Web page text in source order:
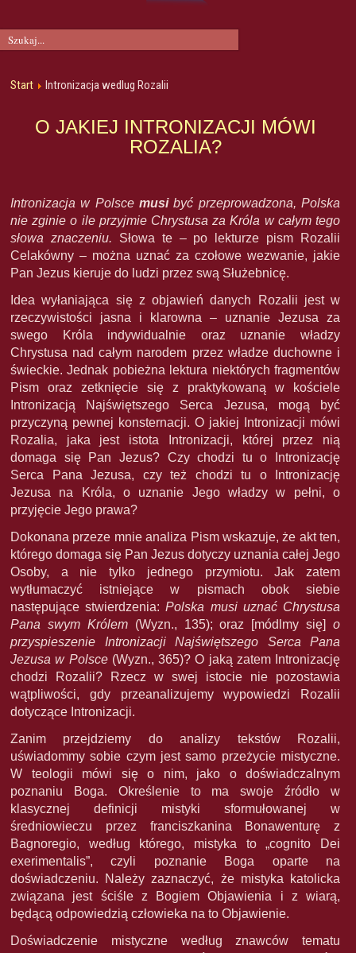
Start Intronizacja wedlug Rozalii
O JAKIEJ INTRONIZACJI MÓWI
ROZALIA?
Intronizacja w Polsce musibyć przeprowadzona, Polska
nie zginie o ile przyjmie Chrystusa za Króla w całym tego
słowa znaczeniu. Słowa te – po lekturze pism Rozalii
Celakówny – można uznać za czołowe wezwanie, jakie
Pan Jezus kieruje do ludzi przez swą Służebnicę.
Idea wyłaniająca się z objawień danych Rozalii jest w
rzeczywistości jasna i klarowna – uznanie Jezusa za
swego Króla indywidualnie oraz uznanie władzy
Chrystusa nad całym narodem przez władze duchowne i
świeckie. Jednak pobieżna lektura niektórych fragmentów
Pism oraz zetknięcie się z praktykowaną w kościele
Intronizacją Najświętszego Serca Jezusa, mogą być
przyczyną pewnej konsternacji. O jakiej Intronizacji mówi
Rozalia, jaka jest istota Intronizacji, której przez nią
domaga się Pan Jezus? Czy chodzi tu o Intronizację
Serca Pana Jezusa, czy też chodzi tu o Intronizację
Jezusa na Króla, o uznanie Jego władzy w pełni, o
przyjęcie Jego prawa?
Dokonana przeze mnie analiza Pism wskazuje, że akt ten,
którego domaga się Pan Jezus dotyczy uznania całej Jego
Osoby, a nie tylko jednego przymiotu. Jak zatem
wytłumaczyć istniejące w pismach obok siebie
następujące stwierdzenia:Polska musi uznać Chrystusa
Pana swym Królem (Wyzn., 135); oraz [módlmy się] o
przyspieszenie Intronizacji Najświętszego Serca Pana
Jezusa w Polsce (Wyzn., 365)? O jaką zatem Intronizację
chodzi Rozalii? Rzecz w swej istocie nie pozostawia
wątpliwości, gdy przeanalizujemy wypowiedzi Rozalii
dotyczące Intronizacji.
Zanim przejdziemy do analizy tekstów Rozalii,
uświadommy sobie czym jest samo przeżycie mistyczne.
W teologii mówi się o nim, jako o doświadczalnym
poznaniu Boga. Określenie to ma swoje źródło w
klasycznej definicji mistyki sformułowanej w
średniowieczu przez franciszkanina Bonawenturę z
Bagnoregio, według którego, mistyka to „cognito Dei
exerimentalis”, czyli poznanie Boga oparte na
doświadczeniu. Należy zaznaczyć, że mistyka katolicka
związana jest ściśle z Bogiem Objawienia i z wiarą,
będącą odpowiedzią człowieka na to Objawienie.
Doświadczenie mistyczne według znawców tematu